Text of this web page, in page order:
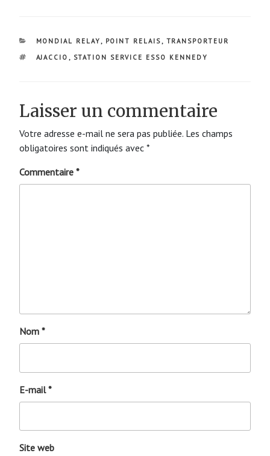
CATÉGORIES
MONDIAL RELAY , POINT RELAIS , TRANSPORTEUR
ÉTIQUETTES
AJACCIO , STATION SERVICE ESSO KENNEDY
Laisser un commentaire
Votre adresse e-mail ne sera pas publiée. Les champs
obligatoires sont indiqués avec *
Commentaire *
Nom *
E-mail*
Site web